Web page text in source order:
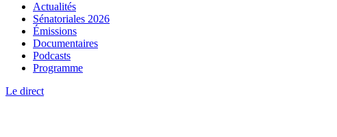
Actualités
Sénatoriales 2026
Émissions
Documentaires
Podcasts
Programme
Le direct